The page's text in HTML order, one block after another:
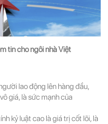
tin cho ngôi nhà Việt
lao động lên hàng đầu,
giá, là sức mạnh của
kỷ luật cao là giá trị cốt lõi, là